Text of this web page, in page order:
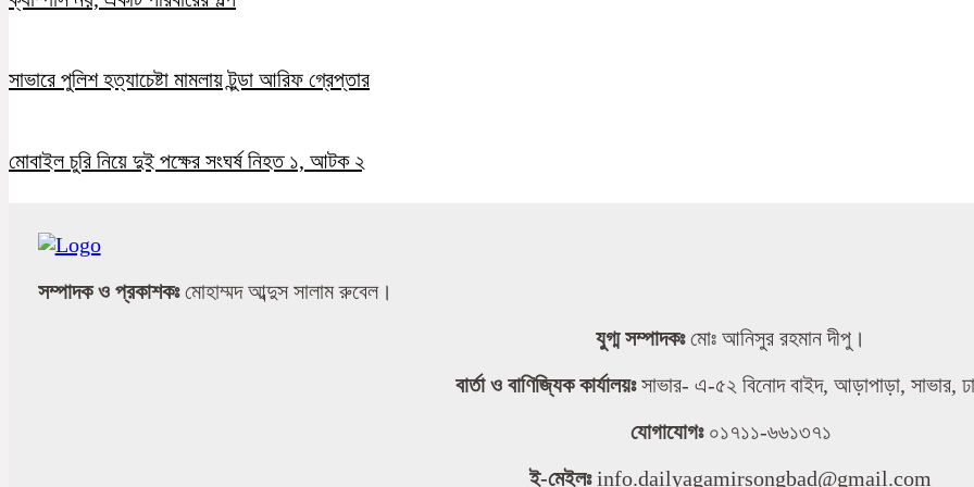
সাভারে পুলিশ হত্যাচেষ্টা মামলায় টুন্ডা আরিফ গ্রেপ্তার
মোবাইল চুরি নিয়ে দুই পক্ষের সংঘর্ষ নিহত ১, আটক ২
সম্পাদক ও প্রকাশকঃমোহাম্মদ আব্দুস সালাম রুবেল।
যুগ্ম সম্পাদকঃমোঃ আনিসুর রহমান দীপু।
বার্তা ও বাণিজ্যিক কার্যালয়ঃসাভার- এ-৫২ বিনোদ বাইদ, আড়াপাড়া, সাভার,
যোগাযোগঃ০১৭১১-৬৬১৩৭১
ই-মেইলঃinfo.dailyagamirsongbad@gmail.com